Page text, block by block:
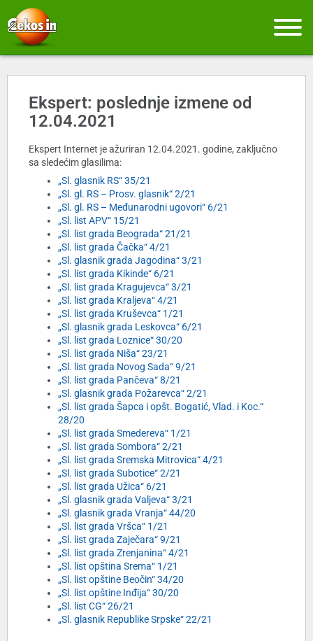
Ekspert: poslednje izmene od
12.04.2021
Ekspert Internet je ažuriran 12.04.2021. godine, zaključno
sa sledećim glasilima:
„Sl. glasnik RS“ 35/21
„Sl. gl. RS – Prosv. glasnik“ 2/21
„Sl. gl. RS – Međunarodni ugovori“ 6/21
„Sl. list APV“ 15/21
„Sl. list grada Beograda“ 21/21
„Sl. list grada Čačka“ 4/21
„Sl. glasnik grada Jagodina“ 3/21
„Sl. list grada Kikinde“ 6/21
„Sl. list grada Kragujevca“ 3/21
„Sl. list grada Kraljeva“ 4/21
„Sl. list grada Kruševca“ 1/21
„Sl. glasnik grada Leskovca“ 6/21
„Sl. list grada Loznice“ 30/20
„Sl. list grada Niša“ 23/21
„Sl. list grada Novog Sada“ 9/21
„Sl. list grada Pančeva“ 8/21
„Sl. glasnik grada Požarevca“ 2/21
„Sl. list grada Šapca i opšt. Bogatić, Vlad. i Koc.“
28/20
„Sl. list grada Smedereva“ 1/21
„Sl. list grada Sombora“ 2/21
„Sl. list grada Sremska Mitrovica“ 4/21
„Sl. list grada Subotice“ 2/21
„Sl. list grada Užica“ 6/21
„Sl. glasnik grada Valjeva“ 3/21
„Sl. glasnik grada Vranja“ 44/20
„Sl. list grada Vršca“ 1/21
„Sl. list grada Zaječara“ 9/21
„Sl. list grada Zrenjanina“ 4/21
„Sl. list opština Srema“ 1/21
„Sl. list opštine Beočin“ 34/20
„Sl. list opštine Inđija“ 30/20
„Sl. list CG“ 26/21
„Sl. glasnik Republike Srpske“ 22/21